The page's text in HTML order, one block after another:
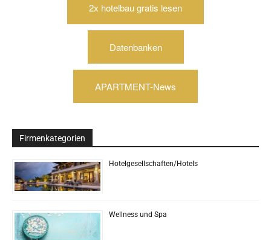
2x hotelbau gratis lesen
Datenbanken
APARTMENT-News
Firmenkategorien
Hotelgesellschaften/Hotels
Wellness und Spa